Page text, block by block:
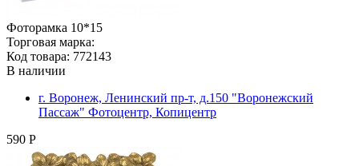
Фоторамка 10*15
Торговая марка:
Код товара: 772143
В наличии
г. Воронеж, Ленинский пр-т, д.150 "Воронежский
Пассаж" Фотоцентр, Копицентр
590 Р